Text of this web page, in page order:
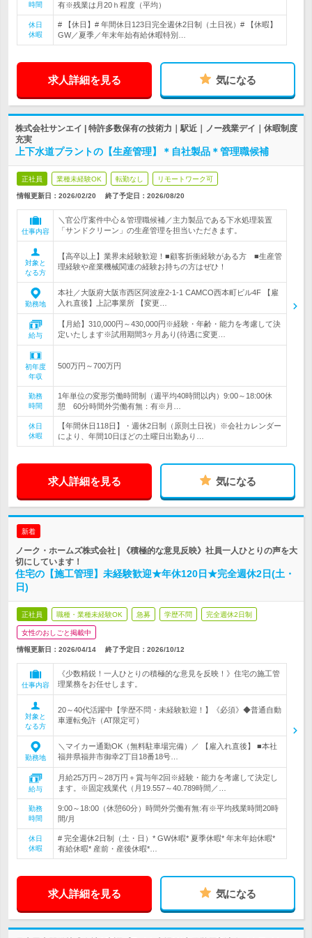
時間
有※残業は月20ｈ程度（平均）
休日
休暇
# 【休日】# 年間休日123日完全週休2日制（土日祝）# 【休暇】
GW／夏季／年末年始有給休暇特別…
求人詳細を見る 気になる
株式会社サンエイ | 特許多数保有の技術力｜駅近｜ノー残業デイ｜休暇制度
充実
上下水道プラントの【生産管理】＊自社製品＊管理職候補
正社員 業種未経験OK 転勤なし リモートワーク可
情報更新日：2026/02/20 終了予定日： 2026/08/20
仕事内容
＼官公庁案件中心＆管理職候補／主力製品である下水処理装置
「サンドクリーン」の生産管理を担当いただきます。
対象と
なる方
【高卒以上】業界未経験歓迎！■顧客折衝経験がある方 ■生産管
理経験や産業機械関連の経験お持ちの方はぜひ！
勤務地
本社／大阪府大阪市西区阿波座2-1-1 CAMCO西本町ビル4F 【雇
入れ直後】上記事業所 【変更…
給与
【月給】310,000円～430,000円※経験・年齢・能力を考慮して決
定いたします※試用期間3ヶ月あり(待遇に変更…
初年度
年収
500万円～700万円
勤務
時間
1年単位の変形労働時間制（週平均40時間以内）9:00～18:00休
憩 60分時間外労働有無：有※月…
休日
休暇
【年間休日118日】・週休2日制（原則土日祝）※会社カレンダー
により、年間10日ほどの土曜日出勤あり…
求人詳細を見る 気になる
新着
ノーク・ホームズ株式会社 | 《積極的な意見反映》社員一人ひとりの声を大
切にしています！
住宅の【施工管理】未経験歓迎★年休120日★完全週休2日(土・
日)
正社員 職種・業種未経験OK 急募 学歴不問 完全週休2日制
女性のおしごと掲載中
情報更新日：2026/04/14 終了予定日： 2026/10/12
仕事内容
《少数精鋭！一人ひとりの積極的な意見を反映！》住宅の施工管
理業務をお任せします。
対象と
なる方
20～40代活躍中【学歴不問・未経験歓迎！】《必須》◆普通自動
車運転免許（AT限定可）
勤務地
＼マイカー通勤OK（無料駐車場完備）／ 【雇入れ直後】 ■本社
福井県福井市御幸2丁目18番18号…
給与
月給25万円～28万円＋賞与年2回※経験・能力を考慮して決定し
ます。※固定残業代（月19.557～40.789時間／…
勤務
時間
9:00～18:00（休憩60分）時間外労働有無:有※平均残業時間20時
間/月
休日
休暇
# 完全週休2日制（土・日）* GW休暇* 夏季休暇* 年末年始休暇*
有給休暇* 産前・産後休暇*…
求人詳細を見る 気になる